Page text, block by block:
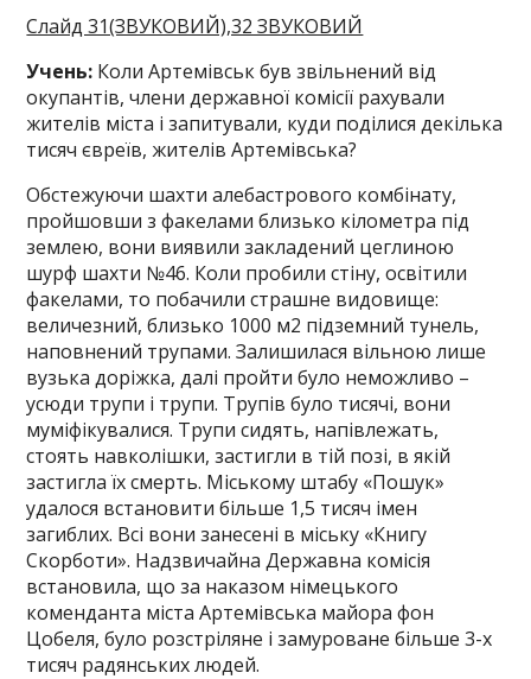
Слайд 31(ЗВУКОВИЙ),32 ЗВУКОВИЙ
Учень: Коли Артемівськ був звільнений від
окупантів, члени державної комісії рахували
жителів міста і запитували, куди поділися декілька
тисяч євреїв, жителів Артемівська?
Обстежуючи шахти алебастрового комбінату,
пройшовши з факелами близько кілометра під
землею, вони виявили закладений цеглиною
шурф шахти №46. Коли пробили стіну, освітили
факелами, то побачили страшне видовище:
величезний, близько 1000 м2 підземний тунель,
наповнений трупами. Залишилася вільною лише
вузька доріжка, далі пройти було неможливо –
усюди трупи і трупи. Трупів було тисячі, вони
муміфікувалися. Трупи сидять, напівлежать,
стоять навколішки, застигли в тій позі, в якій
застигла їх смерть. Міському штабу «Пошук»
удалося встановити більше 1,5 тисяч імен
загиблих. Всі вони занесені в міську «Книгу
Скорботи». Надзвичайна Державна комісія
встановила, що за наказом німецького
коменданта міста Артемівська майора фон
Цобеля, було розстріляне і замуроване більше 3-х
тисяч радянських людей.